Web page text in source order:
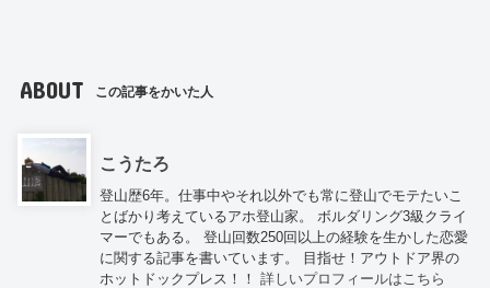
ABOUT この記事をかいた人
こうたろ
登山歴6年。仕事中やそれ以外でも常に登山でモテたいこ
とばかり考えているアホ登山家。 ボルダリング3級クライ
マーでもある。 登山回数250回以上の経験を生かした恋愛
に関する記事を書いています。 目指せ！アウトドア界の
ホットドックプレス！！詳しいプロフィールはこちら